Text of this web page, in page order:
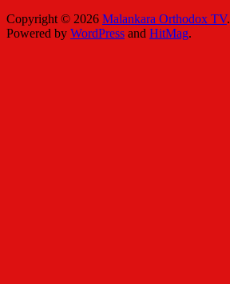
Copyright © 2026 Malankara Orthodox TV.
Powered by WordPress and HitMag.